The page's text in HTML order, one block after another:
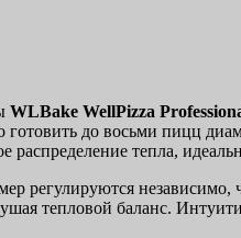
WLBake WellPizza
готовить до восьми пицц
распределение тепла,
регулируются независимо,
тепловой баланс.